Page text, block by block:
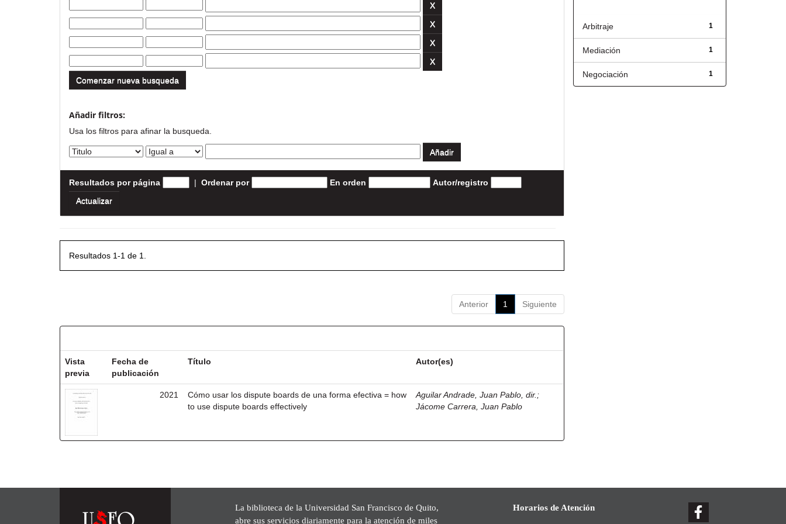
Comenzar nueva busqueda
Añadir filtros:
Usa los filtros para afinar la busqueda.
Resultados por página | Ordenar por En orden Autor/registro
Resultados 1-1 de 1.
Anterior 1 Siguiente
Vista
previa
Fecha de
publicación
Título Autor(es)
2021
Cómo usar los dispute boards de una forma efectiva = how
to use dispute boards effectively
Aguilar Andrade, Juan Pablo, dir. ;
Jácome Carrera, Juan Pablo
1
Arbitraje
1
Mediación
1
Negociación
La biblioteca de la Universidad San Francisco de Quito,
abre sus servicios diariamente para la atención de miles
Horarios de Atención